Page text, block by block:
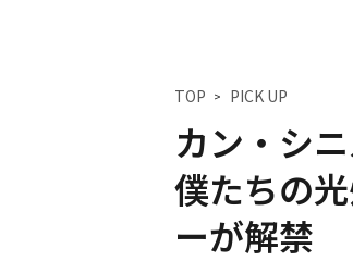
TOP PICK UP
カン・シ
僕たちの
ーが解禁